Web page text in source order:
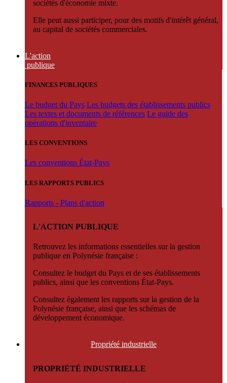
sociétés d'économie mixte.
Elle peut aussi participer, pour des motifs d'intérêt général,
au capital de sociétés commerciales.
L'action
publique
FINANCES PUBLIQUES
Le budget du Pays Les budgets des établissements publics
Les textes et documents de références Le guide des
opérations d'inventaire
LES CONVENTIONS
Les conventions État-Pays
LES RAPPORTS PUBLICS
Rapports - Plans d'action
L'ACTION PUBLIQUE
Retrouvez les informations essentielles sur la gestion
publique en Polynésie française :
Consultez le budget du Pays et de ses établissements
publics, ainsi que les conventions État-Pays.
Consultez également les rapports sur la gestion de la
Polynésie française, ainsi que les schémas de
développement économique.
Propriété industrielle
PROPRIÉTÉ INDUSTRIELLE